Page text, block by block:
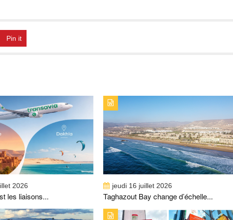
Pin it
: A_LA_UNETITRE :
LES LIAISONS AÉRIENNES SUR
ET DE DAKHLA
2026
les liaisons...
TYPE DE PUBLICATION : A_LA_UNETITRE :
TAGHAZOUT BAY CHANGE D’ÉCHELLE ET SIGNE
SON PLUS BEL ÉTÉ
jeudi 16 juillet 2026
Taghazout Bay change d’échelle...
: A_LA_UNETITRE : AVEC TYPE DE PUBLICATION : A_LA_UNETITRE : A TIME